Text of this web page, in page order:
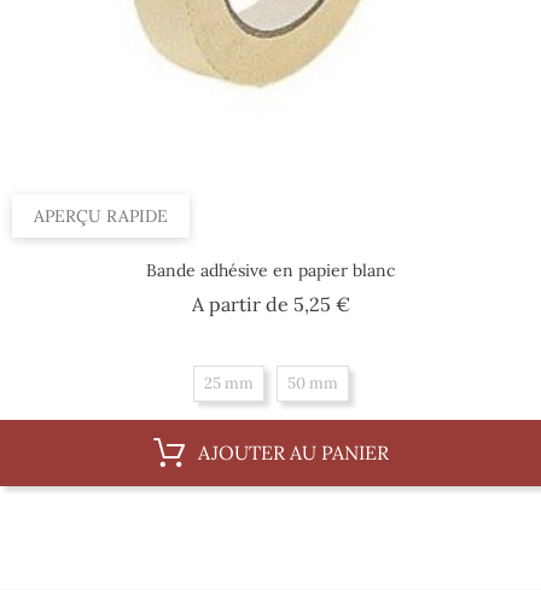
APERÇU RAPIDE
Bande adhésive en papier blanc
A partir de 5,25 €Prix
25 mm 50 mm
AJOUTER AU PANIER